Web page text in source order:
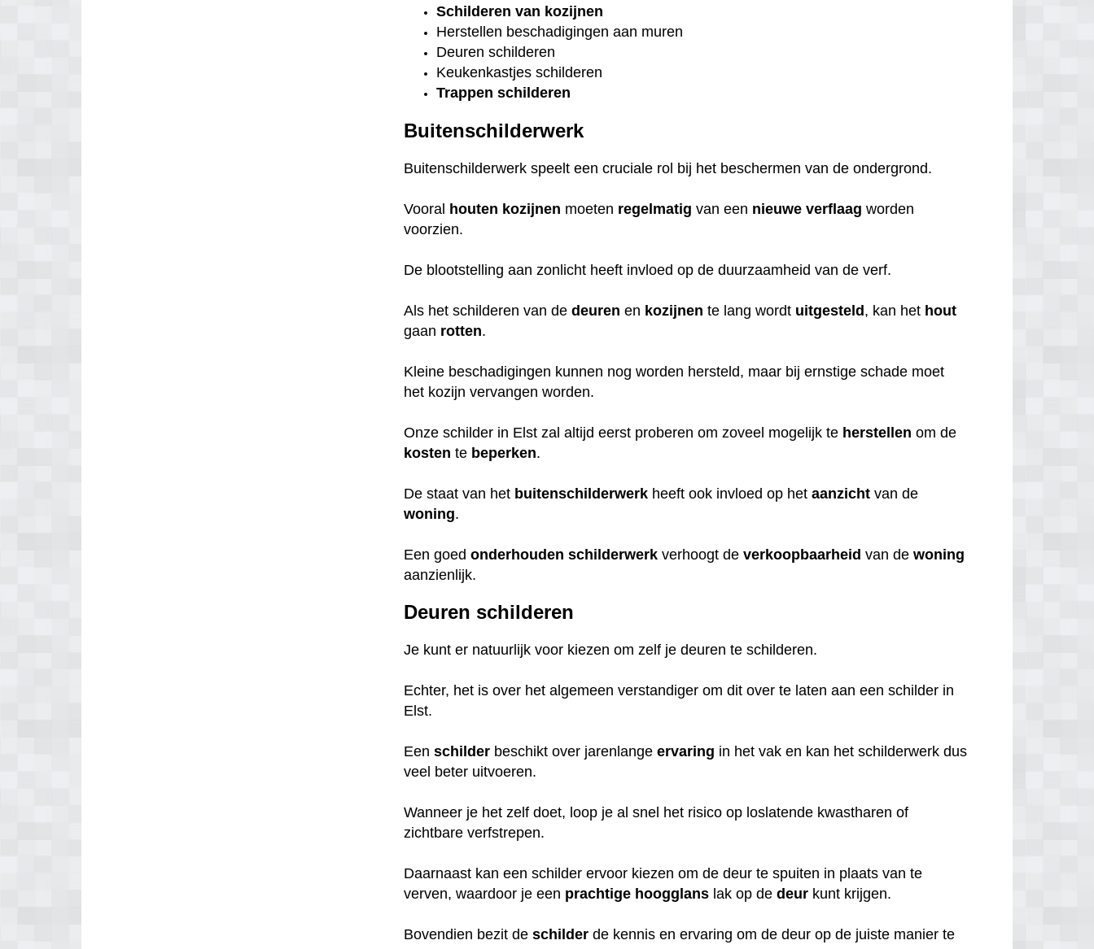
Schilderen van kozijnen
Herstellen beschadigingen aan muren
Deuren schilderen
Keukenkastjes schilderen
Trappen schilderen
Buitenschilderwerk
Buitenschilderwerk speelt een cruciale rol bij het beschermen van de ondergrond.
Vooral houten kozijnen moeten regelmatig van een nieuwe verflaag worden
voorzien.
De blootstelling aan zonlicht heeft invloed op de duurzaamheid van de verf.
Als het schilderen van dedeuren en kozijnen te lang wordt uitgesteld, kan het hout
gaan rotten.
Kleine beschadigingen kunnen nog worden hersteld, maar bij ernstige schade moet
het kozijn vervangen worden.
Onze schilder in Elst zal altijd eerst proberen om zoveel mogelijk te herstellen om de
kosten te beperken.
De staat van het buitenschilderwerk heeft ook invloed op hetaanzicht van de
woning.
Een goedonderhouden schilderwerk verhoogt deverkoopbaarheid van dewoning
aanzienlijk.
Deuren schilderen
Je kunt er natuurlijk voor kiezen om zelf je deuren te schilderen.
Echter, het is over het algemeen verstandiger om dit over te laten aan een schilder in
Elst.
Eenschilder beschikt over jarenlangeervaring in het vak en kan het schilderwerk dus
veel beter uitvoeren.
Wanneer je het zelf doet, loop je al snel het risico op loslatende kwastharen of
zichtbare verfstrepen.
Daarnaast kan een schilder ervoor kiezen om de deur te spuiten in plaats van te
verven, waardoor je een prachtige hoogglans lak op dedeur kunt krijgen.
Bovendien bezit deschilder de kennis en ervaring om de deur op de juiste manier te